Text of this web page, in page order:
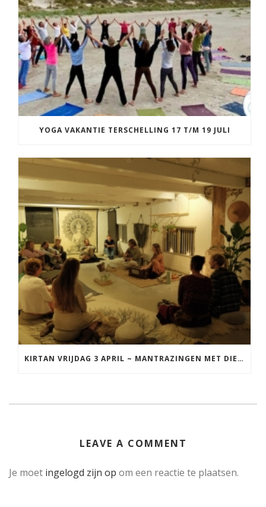
YOGA VAKANTIE TERSCHELLING 17 T/M 19 JULI
KIRTAN VRIJDAG 3 APRIL ~ MANTRAZINGEN MET DIEDERICK IN LEEUWARDEN
LEAVE A COMMENT
Je moet ingelogd zijn op om een reactie te plaatsen.